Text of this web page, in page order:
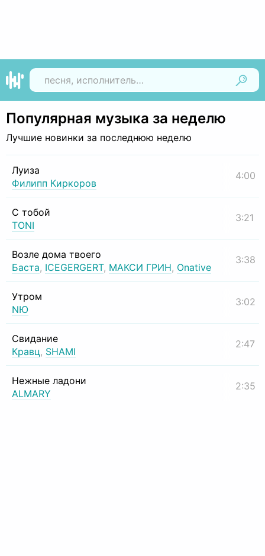
Популярная музыка за неделю
Лучшие новинки за последнюю неделю
Луиза
Филипп Киркоров
4:00
С тобой
TONI
3:21
Возле дома твоего
Баста, ICEGERGERT, МАКСИ ГРИН, Onative
3:38
Утром
NЮ
3:02
Свидание
Кравц, SHAMI
2:47
Нежные ладони
ALMARY
2:35